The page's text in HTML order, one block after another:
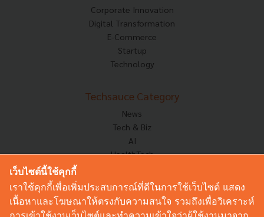
Corporate Innovation
Digital Transformation
E-Commerce
Startup
Technology
Techsauce Category
News
Tech & Biz
AI
HealthTech
Corp Innov
Saucy Thoughts
เว็บไซต์นี้ใช้คุกกี้
เราใช้คุกกี้เพื่อเพิ่มประสบการณ์ที่ดีในการใช้เว็บไซต์ แสดง
เนื้อหาและโฆษณาให้ตรงกับความสนใจ รวมถึงเพื่อวิเคราะห์